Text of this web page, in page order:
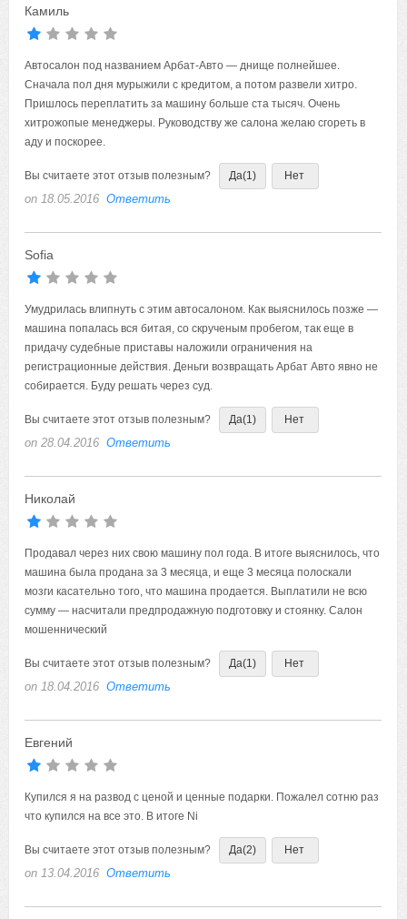
Камиль
Автосалон под названием Арбат-Авто — днище полнейшее.
Сначала пол дня мурыжили с кредитом, а потом развели хитро.
Пришлось переплатить за машину больше ста тысяч. Очень
хитрожопые менеджеры. Руководству же салона желаю сгореть в
аду и поскорее.
Вы считаете этот отзыв полезным? Да(1) Нет
on 18.05.2016 Ответить
Sofia
Умудрилась влипнуть с этим автосалоном. Как выяснилось позже —
машина попалась вся битая, со скрученым пробегом, так еще в
придачу судебные приставы наложили ограничения на
регистрационные действия. Деньги возвращать Арбат Авто явно не
собирается. Буду решать через суд.
Вы считаете этот отзыв полезным? Да(1) Нет
on 28.04.2016 Ответить
Николай
Продавал через них свою машину пол года. В итоге выяснилось, что
машина была продана за 3 месяца, и еще 3 месяца полоскали
мозги касательно того, что машина продается. Выплатили не всю
сумму — насчитали предпродажную подготовку и стоянку. Салон
мошеннический
Вы считаете этот отзыв полезным? Да(1) Нет
on 18.04.2016 Ответить
Евгений
Купился я на развод с ценой и ценные подарки.
Вы считаете этот отзыв полезным? Да(2) Нет
on 13.04.2016 Ответить